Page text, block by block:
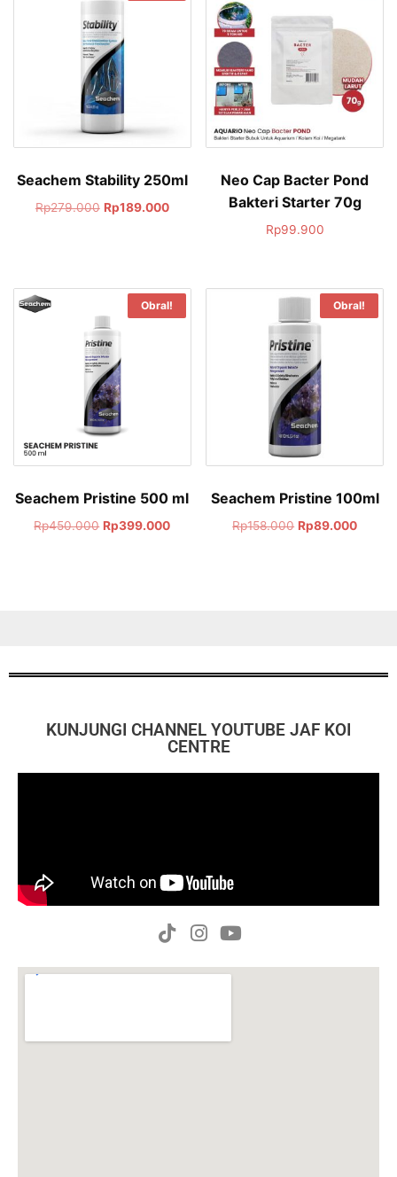
Seachem Stability 250ml
Rp279.000 Rp189.000
Neo Cap Bacter Pond
Bakteri Starter 70g
Rp99.900
Obral!
Seachem Pristine 500 ml
Rp450.000 Rp399.000
Obral!
Seachem Pristine 100ml
Rp158.000 Rp89.000
KUNJUNGI CHANNEL YOUTUBE JAF KOI
CENTRE